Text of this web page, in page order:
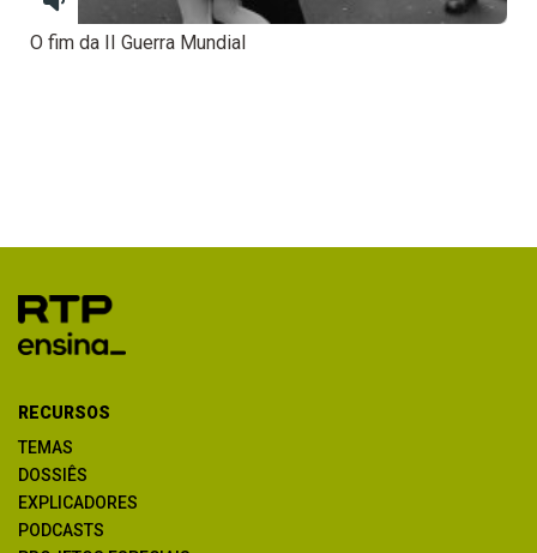
O fim da II Guerra Mundial
RECURSOS
TEMAS
DOSSIÊS
EXPLICADORES
PODCASTS